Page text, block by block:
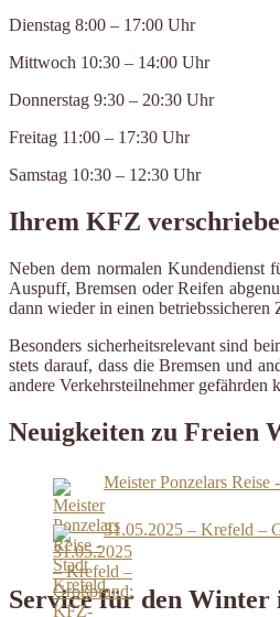
Dienstag 8:00 – 17:00 Uhr
Mittwoch 10:30 – 14:00 Uhr
Donnerstag 9:30 – 20:30 Uhr
Freitag 11:00 – 17:30 Uhr
Samstag 10:30 – 12:30 Uhr
Ihrem KFZ
Neben dem normalen Kundendienst
Auspuff, Bremsen oder Reifen
dann wieder in einen
Besonders sicherheitsrelevant sind
stets darauf, dass die Bremsen und
andere Verkehrsteilnehmer gefährden
Neuigkeiten zu Freien
Meister Ponzelars Reise
31.05.2025 – Krefeld –
Service für den Winter